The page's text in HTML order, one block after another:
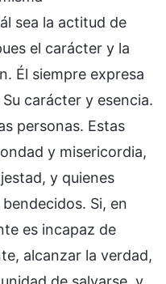
sea la actitud de
el carácter y la
Él siempre expresa
carácter y esencia.
personas. Estas
y misericordia,
y quienes
Si, en
es incapaz de
alcanzar la verdad,